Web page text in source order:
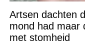
Artsen dachten
mond had maar
met stomheid